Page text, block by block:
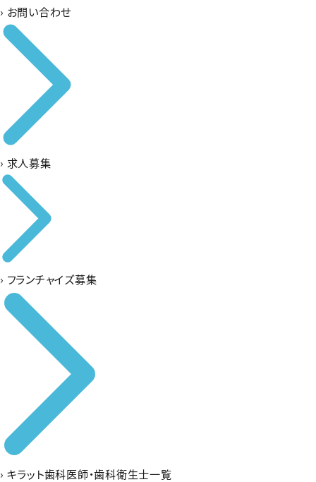
› お問い合わせ
› 求人募集
› フランチャイズ募集
› キラット歯科医師・歯科衛生士一覧